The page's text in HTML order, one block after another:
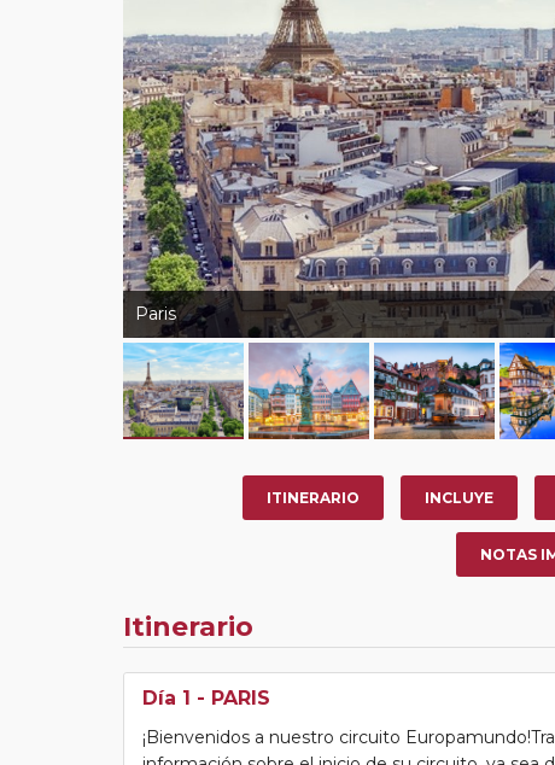
Paris
ITINERARIO INCLUYE
NOTAS
Itinerario
Día 1 - PARIS
¡Bienvenidos a nuestro circuito